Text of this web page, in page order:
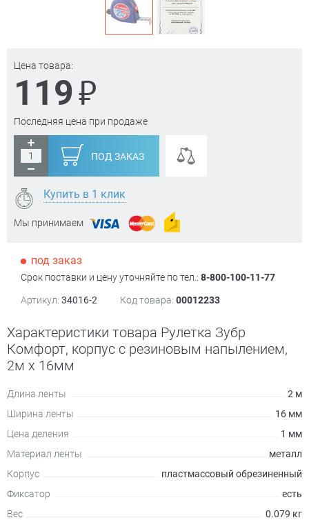
Цена товара:
119₽
Последняя цена при продаже
ПОД ЗАКАЗ
Купить в 1 клик
Мы принимаем
под заказ
Срок поставки и цену уточняйте по тел.: 8-800-100-11-77
Артикул: 34016-2 Код товара: 00012233
Характеристики товара Рулетка Зубр
Комфорт, корпус с резиновым напылением,
2м х 16мм
Длина ленты
2 м
Ширина ленты
16 мм
Цена деления
1 мм
Материал ленты
металл
Корпус
пластмассовый обрезиненный
Фиксатор
есть
Вес
0.079 кг